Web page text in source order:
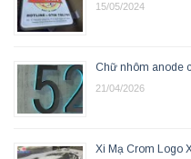
15/05/2024
Chữ nhôm anode
21/04/2026
Xi Mạ Crom Logo